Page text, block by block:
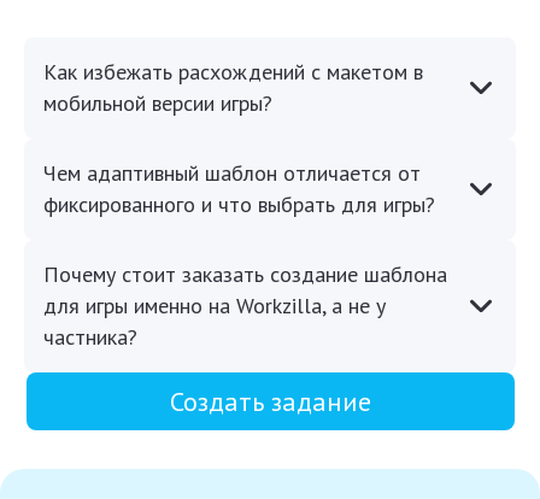
Как избежать расхождений с макетом в
мобильной версии игры?
Чем адаптивный шаблон отличается от
фиксированного и что выбрать для игры?
Почему стоит заказать создание шаблона
для игры именно на Workzilla, а не у
частника?
Создать задание